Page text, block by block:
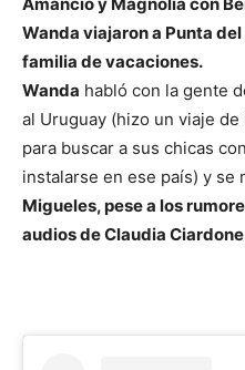
Amancio y Magnolia con
Wanda viajaron a Punta
familia de vacaciones.
Wanda habló con la gente
al Uruguay (hizo un viaje
para buscar a sus chicas
instalarse en ese país) y se
Migueles, pese a los
audios de Claudia